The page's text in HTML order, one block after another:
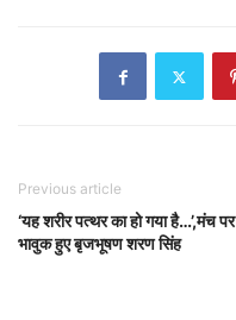
Previous article
‘यह शरीर पत्थर का हो गया है…’,मंच पर
भावुक हुए बृजभूषण शरण सिंह